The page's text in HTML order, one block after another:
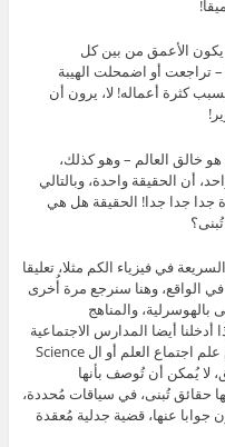
يكون الأعمق من بين كل
تراجعت أو اضمحلت الهيبة
كثرة أعماله! لا، يرون أن
خالق العالم – وهو كذلك،
أن الحقيقة واحدة، وبالتالي
جدا جدا جدا! الحقيقة هل هي
في فيزياء الكم مثلا، تعليقا
على كلمة برتراند راسل Bertrand Russell في الواقع، وهنا سنرجع مرة أُخرى
بالهوسرلية، والمناهج
أدخلنا أيضا المدارس الاجتماعية
– علم اجتماع المعرفة، وعلى وجه الخصوص علم اجتماع العلم أو ال Science
لا يُمكن أن تُوصف بأنها
حقائق تُبنى، في سياقات مُحددة،
جوابا عنها، قضية جدلية مُعقدة